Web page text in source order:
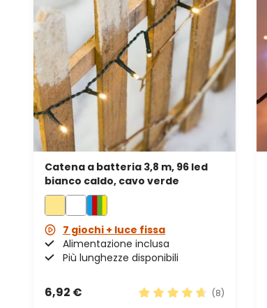
Catena a batteria 3,8 m, 96 led
bianco caldo, cavo verde
7 giochi + luce fissa
Alimentazione inclusa
Più lunghezze disponibili
6,92 €
(8)